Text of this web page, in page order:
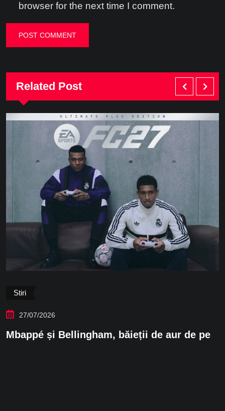
browser for the next time I comment.
Related Post
Stiri
27/07/2026
Mbappé și Bellingham, băieții de aur de pe